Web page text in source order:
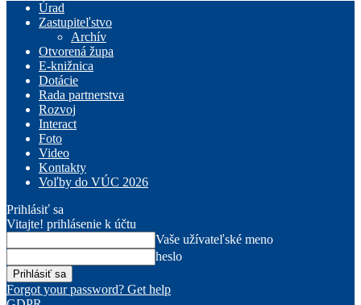
Úrad
Zastupiteľstvo
Archív
Otvorená župa
E-knižnica
Dotácie
Rada partnerstva
Rozvoj
Interact
Foto
Video
Kontakty
Voľby do VÚC 2026
Prihlásiť sa
Vitajte! prihlásenie k účtu
Vaše užívateľské meno
heslo
Forgot your password? Get help